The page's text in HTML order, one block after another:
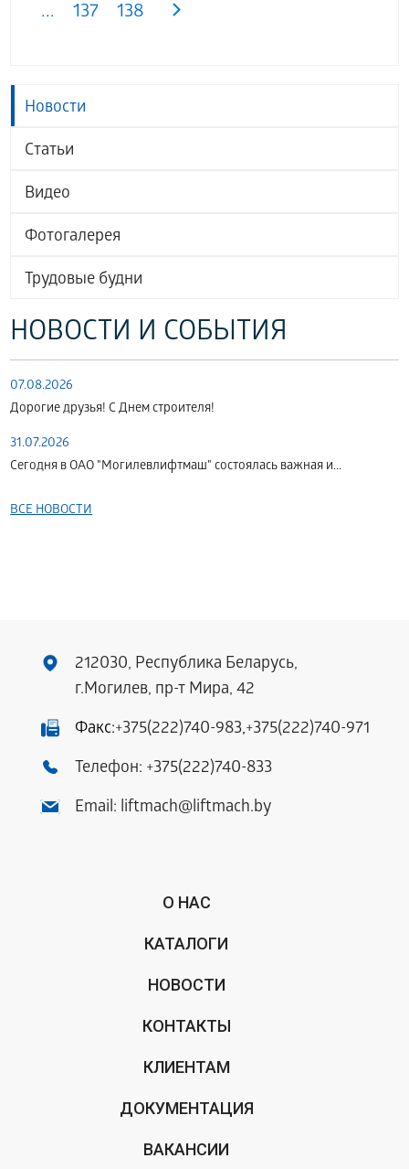
Новости
Статьи
Видео
Фотогалерея
Трудовые будни
НОВОСТИ И СОБЫТИЯ
07.08.2026
Дорогие друзья! С Днем строителя!
31.07.2026
Сегодня в ОАО "Могилевлифтмаш" состоялась важная и...
ВСЕ НОВОСТИ
... 137 138
212030, Республика Беларусь,
г.Могилев, пр-т Мира, 42
Факс:+375(222)740-983,+375(222)740-971
Телефон: +375(222)740-833
Email: liftmach@liftmach.by
О НАС
КАТАЛОГИ
НОВОСТИ
КОНТАКТЫ
КЛИЕНТАМ
ДОКУМЕНТАЦИЯ
ВАКАНСИИ